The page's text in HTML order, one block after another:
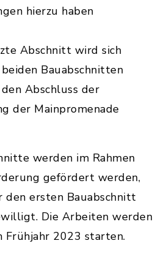
hierzu haben
Abschnitt wird sich
Bauabschnitten
Abschluss der
der Mainpromenade
werden im Rahmen
gefördert werden,
den ersten Bauabschnitt
Die Arbeiten werden
Frühjahr 2023 starten.